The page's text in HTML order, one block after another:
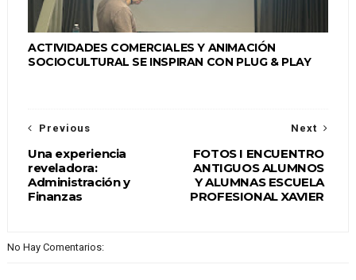
ACTIVIDADES COMERCIALES Y ANIMACIÓN
SOCIOCULTURAL SE INSPIRAN CON PLUG & PLAY
Next
FOTOS I ENCUENTRO
ANTIGUOS ALUMNOS
Y ALUMNAS ESCUELA
PROFESIONAL XAVIER
Previous
Una experiencia
reveladora:
Administración y
Finanzas
No Hay Comentarios: